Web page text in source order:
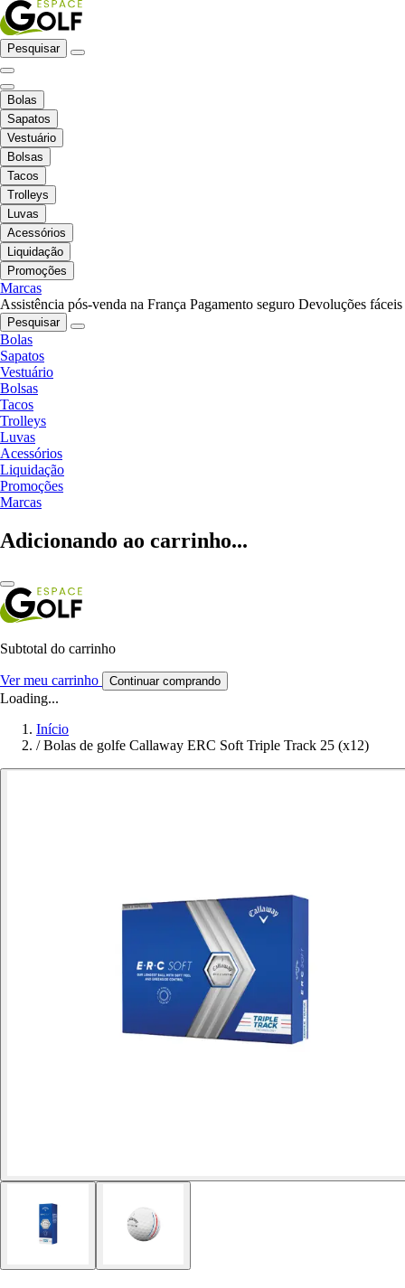
Pesquisar
Bolas
Sapatos
Vestuário
Bolsas
Tacos
Trolleys
Luvas
Acessórios
Liquidação
Promoções
Marcas
Assistência pós-venda na França Pagamento seguro Devoluções fáceis
Pesquisar
Bolas
Sapatos
Vestuário
Bolsas
Tacos
Trolleys
Luvas
Acessórios
Liquidação
Promoções
Marcas
Adicionando ao carrinho...
Subtotal do carrinho
Ver meu carrinho Continuar comprando
Loading...
Início
/ Bolas de golfe Callaway ERC Soft Triple Track 25 (x12)